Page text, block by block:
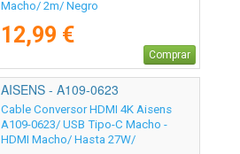
Macho/ 2m/ Negro
12,99 €
Comprar
AISENS - A109-0623
Cable Conversor HDMI 4K Aisens
A109-0623/ USB Tipo-C Macho -
HDMI Macho/ Hasta 27W/